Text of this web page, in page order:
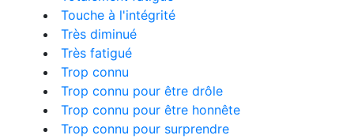
Touche à l'intégrité
Très diminué
Très fatigué
Trop connu
Trop connu pour être drôle
Trop connu pour être honnête
Trop connu pour surprendre